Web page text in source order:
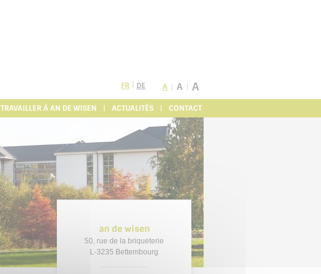
FR DE
TRAVAILLER À AN DE WISEN ACTUALITÉS CONTACT
A A A
an de wisen
50, rue de la briqueterie
L-3235 Bettembourg